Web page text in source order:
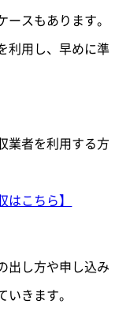
ースもあります。
利用し、早めに準
業者を利用する方
はこちら】
出し方や申し込み
いきます。